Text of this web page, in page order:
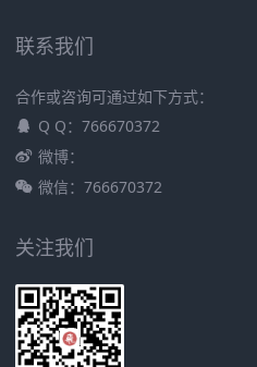
联系我们
合作或咨询可通过如下方式：
Q Q：766670372
微博：
微信：766670372
关注我们